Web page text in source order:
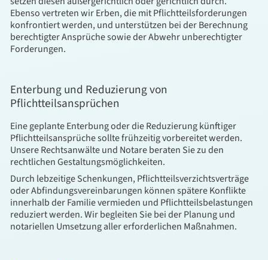
Ebenso vertreten wir Erben, die mit Pflichtteilsforderungen
konfrontiert werden, und unterstützen bei der Berechnung
berechtigter Ansprüche sowie der Abwehr unberechtigter
Forderungen.
Enterbung und Reduzierung von
Pflichtteilsansprüchen
Eine geplante Enterbung oder die Reduzierung künftiger
Pflichtteilsansprüche sollte frühzeitig vorbereitet werden.
Unsere Rechtsanwälte und Notare beraten Sie zu den
rechtlichen Gestaltungsmöglichkeiten.
Durch lebzeitige Schenkungen, Pflichtteilsverzichtsverträge
oder Abfindungsvereinbarungen können spätere Konflikte
innerhalb der Familie vermieden und Pflichtteilsbelastungen
reduziert werden. Wir begleiten Sie bei der Planung und
notariellen Umsetzung aller erforderlichen Maßnahmen.